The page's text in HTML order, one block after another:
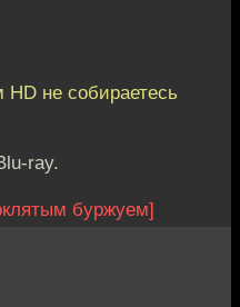
не собираетесь
ray.
буржуем]